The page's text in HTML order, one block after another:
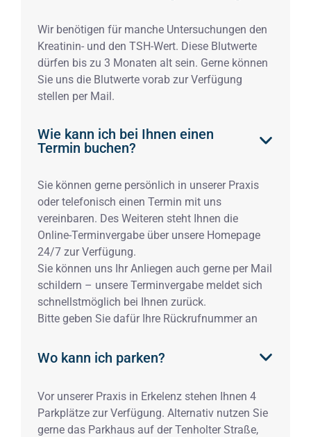
Wir benötigen für manche Untersuchungen den
Kreatinin- und den TSH-Wert. Diese Blutwerte
dürfen bis zu 3 Monaten alt sein. Gerne können
Sie uns die Blutwerte vorab zur Verfügung
stellen per Mail.
Wie kann ich bei Ihnen einen
Termin buchen?
Sie können gerne persönlich in unserer Praxis
oder telefonisch einen Termin mit uns
vereinbaren. Des Weiteren steht Ihnen die
Online-Terminvergabe über unsere Homepage
24/7 zur Verfügung.
Sie können uns Ihr Anliegen auch gerne per Mail
schildern – unsere Terminvergabe meldet sich
schnellstmöglich bei Ihnen zurück.
Bitte geben Sie dafür Ihre Rückrufnummer an
Wo kann ich parken?
Vor unserer Praxis in Erkelenz stehen Ihnen 4
Parkplätze zur Verfügung. Alternativ nutzen Sie
gerne das Parkhaus auf der Tenholter Straße,